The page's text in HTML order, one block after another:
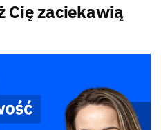
Cię zaciekawią